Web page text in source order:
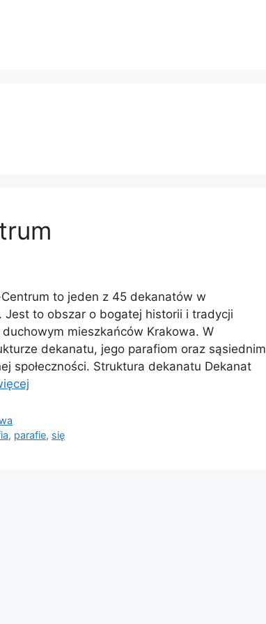
to jeden z 45 dekanatów w
to obszar o bogatej historii i tradycji
mieszkańców Krakowa. W
dekanatu, jego parafiom oraz sąsiednim
społeczności. Struktura dekanatu Dekanat
, parafie, się